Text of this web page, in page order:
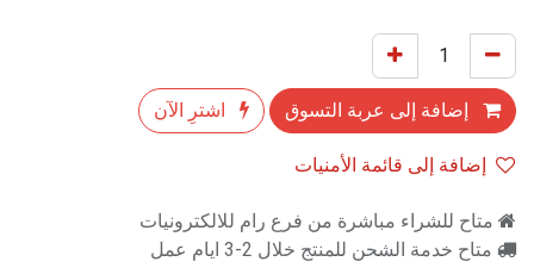
إضافة إلى عربة التسوق
اشترِ الآن
إضافة إلى قائمة الأمنيات
متاح للشراء مباشرة من فرع رام للالكترونيات
متاح خدمة الشحن للمنتج خلال 2-3 ايام عمل